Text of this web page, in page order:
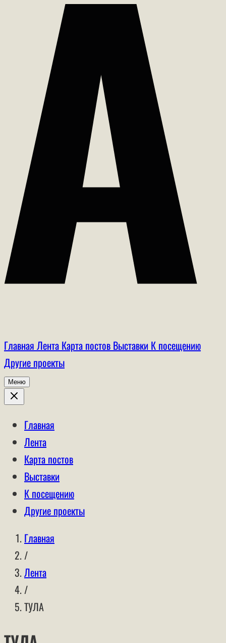
Главная Лента Карта постов Выставки К посещению
Другие проекты
Меню
Главная
Лента
Карта постов
Выставки
К посещению
Другие проекты
Главная
/
Лента
/
ТУЛА